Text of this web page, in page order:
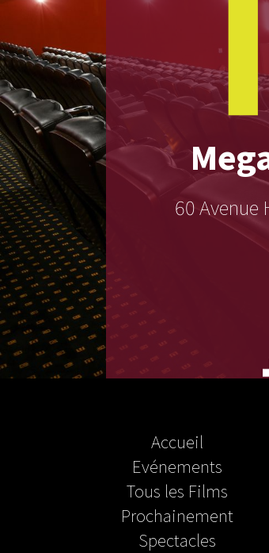
60 Avenue
Accueil
Evénements
Tous les Films
Prochainement
Spectacles